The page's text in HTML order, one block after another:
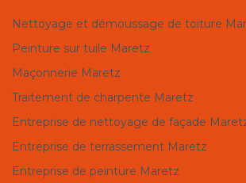
Nettoyage et démoussage de toiture
Peinture sur tuile Maretz
Maçonnerie Maretz
Traitement de charpente Maretz
Entreprise de nettoyage de façade
Entreprise de terrassement Maretz
Entreprise de peinture Maretz